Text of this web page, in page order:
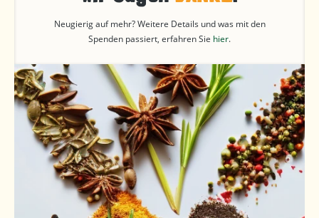
Neugierig auf mehr? Weitere Details und was mit den
Spenden passiert, erfahren Sie hier.